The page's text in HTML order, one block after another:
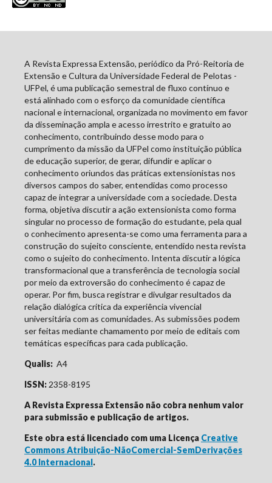
A Revista Expressa Extensão, periódico da Pró-Reitoria de
Extensão e Cultura da Universidade Federal de Pelotas -
UFPel, é uma publicação semestral de fluxo contínuo e
está alinhado com o esforço da comunidade científica
nacional e internacional, organizada no movimento em favor
da disseminação ampla e acesso irrestrito e gratuito ao
conhecimento, contribuindo desse modo para o
cumprimento da missão da UFPel como instituição pública
de educação superior, de gerar, difundir e aplicar o
conhecimento oriundos das práticas extensionistas nos
diversos campos do saber, entendidas como processo
capaz de integrar a universidade com a sociedade. Desta
forma, objetiva discutir a ação extensionista como forma
singular no processo de formação do estudante, pela qual
o conhecimento apresenta-se como uma ferramenta para a
construção do sujeito consciente, entendido nesta revista
como o sujeito do conhecimento. Intenta discutir a lógica
transformacional que a transferência de tecnologia social
por meio da extroversão do conhecimento é capaz de
operar. Por fim, busca registrar e divulgar resultados da
relação dialógica crítica da experiência vivencial
universitária com as comunidades. As submissões podem
ser feitas mediante chamamento por meio de editais com
temáticas específicas para cada publicação.
Qualis: A4
ISSN:2358-8195
A Revista Expressa Extensão não cobra nenhum valor
para submissão e publicação de artigos.
Este obra está licenciado com uma Licença Creative
Commons Atribuição-NãoComercial-SemDerivações
4.0 Internacional.